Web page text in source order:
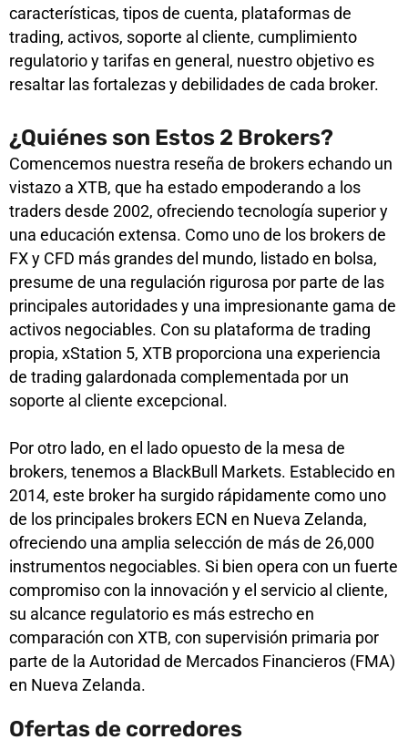
características, tipos de cuenta, plataformas de
trading, activos, soporte al cliente, cumplimiento
regulatorio y tarifas en general, nuestro objetivo es
resaltar las fortalezas y debilidades de cada broker.
¿Quiénes son Estos 2 Brokers?
Comencemos nuestra reseña de brokers echando un
vistazo a XTB, que ha estado empoderando a los
traders desde 2002, ofreciendo tecnología superior y
una educación extensa. Como uno de los brokers de
FX y CFD más grandes del mundo, listado en bolsa,
presume de una regulación rigurosa por parte de las
principales autoridades y una impresionante gama de
activos negociables. Con su plataforma de trading
propia, xStation 5, XTB proporciona una experiencia
de trading galardonada complementada por un
soporte al cliente excepcional.
Por otro lado, en el lado opuesto de la mesa de
brokers, tenemos a BlackBull Markets. Establecido en
2014, este broker ha surgido rápidamente como uno
de los principales brokers ECN en Nueva Zelanda,
ofreciendo una amplia selección de más de 26,000
instrumentos negociables. Si bien opera con un fuerte
compromiso con la innovación y el servicio al cliente,
su alcance regulatorio es más estrecho en
comparación con XTB, con supervisión primaria por
parte de la Autoridad de Mercados Financieros (FMA)
en Nueva Zelanda.
Ofertas de corredores